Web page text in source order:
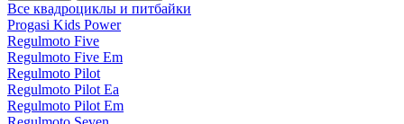
Все квадроциклы и питбайки
Progasi Kids Power
Regulmoto Five
Regulmoto Five Em
Regulmoto Pilot
Regulmoto Pilot Ea
Regulmoto Pilot Em